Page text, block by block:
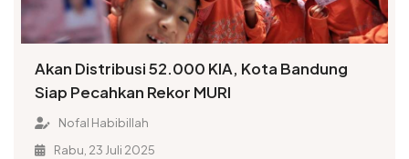
Akan Distribusi 52.000 KIA, Kota Bandung
Siap Pecahkan Rekor MURI
Nofal Habibillah
Rabu, 23 Juli 2025